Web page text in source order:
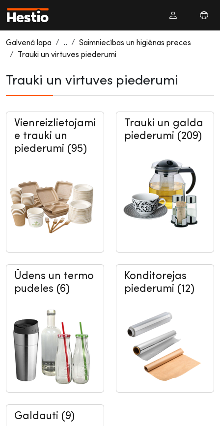
Galvenā lapa ..
Saimniecības un higiēnas preces
Trauki un virtuves piederumi
Trauki un virtuves piederumi
Vienreizlietojami
e trauki un
piederumi (95)
Trauki un galda
piederumi (209)
Ūdens un termo
pudeles (6)
Konditorejas
piederumi (12)
Galdauti (9)